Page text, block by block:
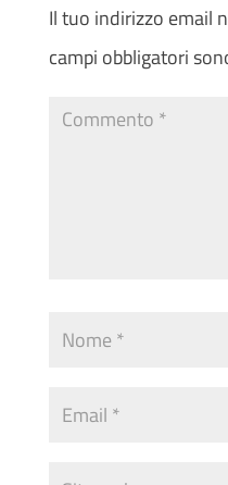
Il tuo indirizzo email
campi obbligatori